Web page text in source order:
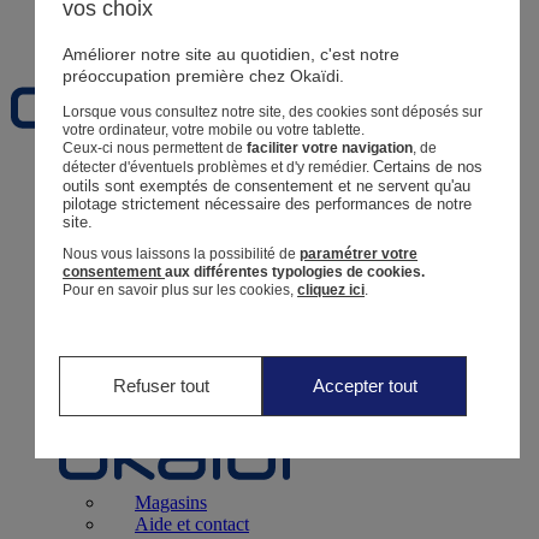
Naissance0 - 12 mois
Magasins
Retour
Bébé Fille3 mois - 5 ans
Magasins
Aide et contact
vos choix
Améliorer notre site au quotidien, c'est notre
préoccupation première chez Okaïdi.
Lorsque vous consultez notre site, des cookies sont déposés sur
votre ordinateur, votre mobile ou votre tablette.
Ceux-ci nous permettent defaciliter votre navigation , de
détecter d'éventuels problèmes et d'y remédier.Certains de nos
outils sont exemptés de consentement et ne servent qu'au
pilotage strictement nécessaire des performances de notre
site.
Nous vous laissons la possibilité deparamétrer votre
consentementaux différentes typologies de cookies.
Pour en savoir plus sur les cookies,cliquez ici
Refuser tout Accepter tout